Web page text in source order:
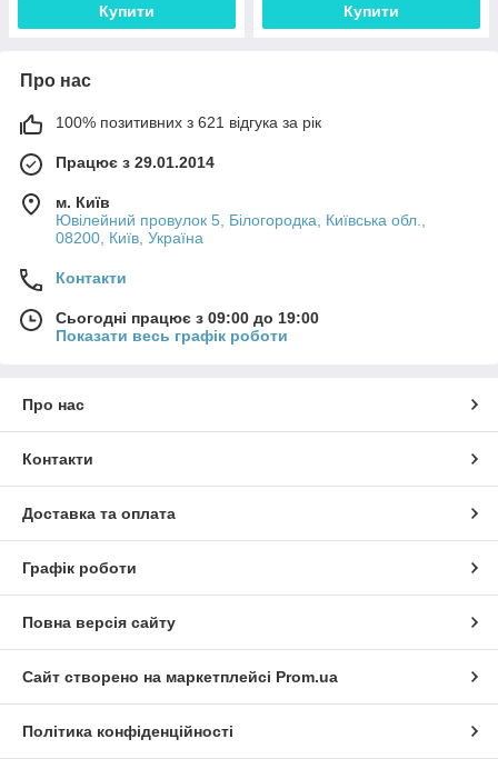
Купити Купити
Про нас
100% позитивних з 621 відгука за рік
Працює з 29.01.2014
м. Київ
Ювілейний провулок 5, Білогородка, Київська обл.,
08200, Київ, Україна
Контакти
Сьогодні працює з 09:00 до 19:00
Показати весь графік роботи
Про нас
Контакти
Доставка та оплата
Графік роботи
Повна версія сайту
Сайт створено на маркетплейсі Prom.ua
Політика конфіденційності